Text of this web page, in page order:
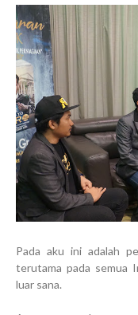
Pada aku ini adalah
terutama pada semua
luar sana.